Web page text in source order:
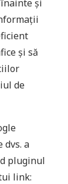
și
și să
de
dvs. a
pluginul
link: